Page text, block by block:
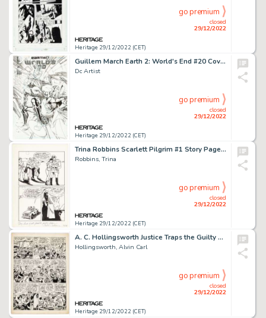
Heritage 29/12/2022 (CET)
closed
29/12/2022
go premium
Guillem March Earth 2: World's End #20 Cover Original Art (DC, 2015).... (Total: 3 Original Art)
Dc Artist
Heritage 29/12/2022 (CET)
closed
29/12/2022
go premium
Trina Robbins Scarlett Pilgrim #1 Story Page 16 Autographed Original Art (1977)....
Robbins, Trina
Heritage 29/12/2022 (CET)
closed
29/12/2022
go premium
A. C. Hollingsworth Justice Traps the Guilty Pirate Story Original Art Group of 5 (Prize, c. 1947).... (Total: 5 Original Art)
Hollingsworth, Alvin Carl
Heritage 29/12/2022 (CET)
closed
29/12/2022
go premium